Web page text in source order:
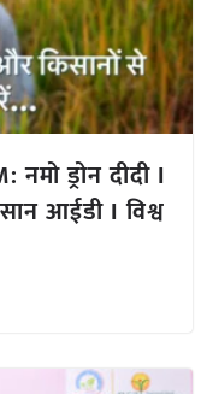
ड्रोन दीदी I
आईडी I विश्व